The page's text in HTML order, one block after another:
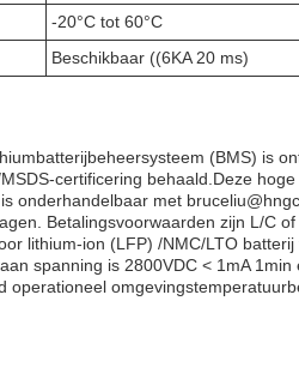
-20°C tot 60°C
Beschikbaar ((6KA 20 ms)
(BMS) is
certificering behaald.Deze
onderhandelbaar met
Betalingsvoorwaarden zijn L/C
lithium-ion (LFP) /NMC/LTO
spanning is 2800VDC < 1mA